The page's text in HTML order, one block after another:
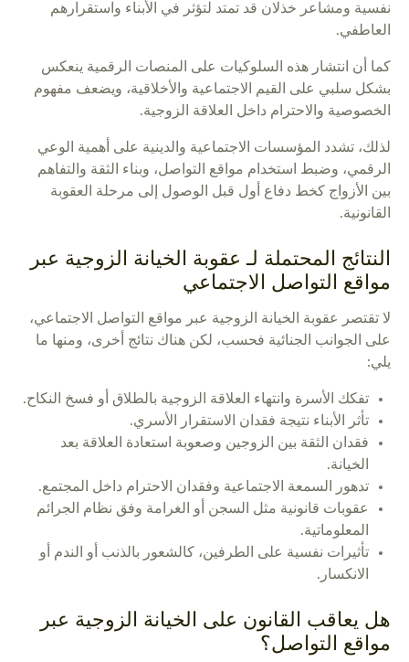
نفسية ومشاعر خذلان قد تمتد لتؤثر في الأبناء واستقرارهم
العاطفي.
كما أن انتشار هذه السلوكيات على المنصات الرقمية ينعكس
بشكل سلبي على القيم الاجتماعية والأخلاقية، ويضعف مفهوم
الخصوصية والاحترام داخل العلاقة الزوجية.
لذلك، تشدد المؤسسات الاجتماعية والدينية على أهمية الوعي
الرقمي، وضبط استخدام مواقع التواصل، وبناء الثقة والتفاهم
بين الأزواج كخط دفاع أول قبل الوصول إلى مرحلة العقوبة
القانونية.
النتائج المحتملة لـ عقوبة الخيانة الزوجية عبر
مواقع التواصل الاجتماعي
لا تقتصر عقوبة الخيانة الزوجية عبر مواقع التواصل الاجتماعي،
على الجوانب الجنائية فحسب، لكن هناك نتائج أخرى، ومنها ما
يلي:
تفكك الأسرة وانتهاء العلاقة الزوجية بالطلاق أو فسخ النكاح.
تأثر الأبناء نتيجة فقدان الاستقرار الأسري.
فقدان الثقة بين الزوجين وصعوبة استعادة العلاقة بعد
الخيانة.
تدهور السمعة الاجتماعية وفقدان الاحترام داخل المجتمع.
عقوبات قانونية مثل السجن أو الغرامة وفق نظام الجرائم
المعلوماتية.
تأثيرات نفسية على الطرفين، كالشعور بالذنب أو الندم أو
الانكسار.
هل يعاقب القانون على الخيانة الزوجية عبر
مواقع التواصل؟